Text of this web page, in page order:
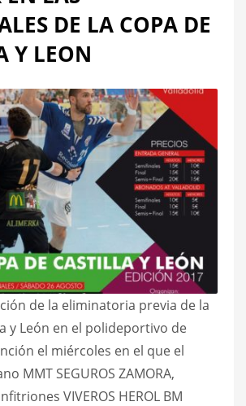
DE LA COPA DE
Y LEON
de la eliminatoria previa de la
y León en el polideportivo de
el miércoles en el que el
MMT SEGUROS ZAMORA,
VIVEROS HEROL BM